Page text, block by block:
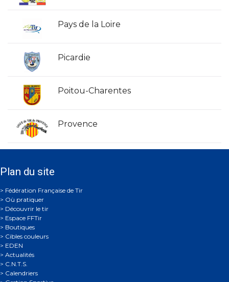
Pays de la Loire
Picardie
Poitou-Charentes
Provence
Plan du site
Où pratiquer
Découvrir le tir
Espace FFTir
Boutiques
Cibles couleurs
EDEN
Actualités
C.N.T.S.
Calendriers